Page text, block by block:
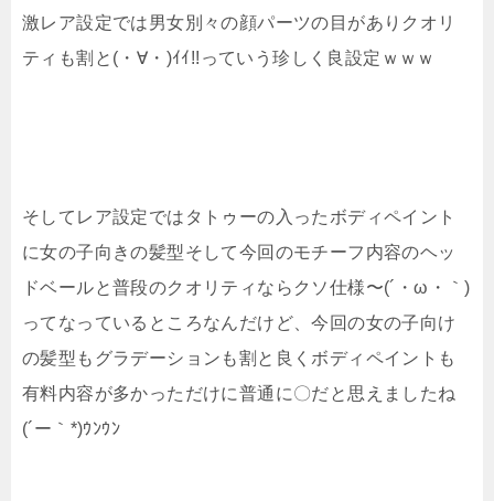
激レア設定では男女別々の顔パーツの目がありクオリ
ティも割と(・∀・)ｲｲ!!っていう珍しく良設定ｗｗｗ
そしてレア設定ではタトゥーの入ったボディペイント
に女の子向きの髪型そして今回のモチーフ内容のヘッ
ドベールと普段のクオリティならクソ仕様〜(´・ω・｀)
ってなっているところなんだけど、今回の女の子向け
の髪型もグラデーションも割と良くボディペイントも
有料内容が多かっただけに普通に〇だと思えましたね
(´ー｀*)ｳﾝｳﾝ